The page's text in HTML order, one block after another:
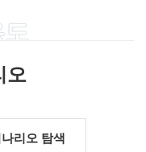
오
리오 탐색